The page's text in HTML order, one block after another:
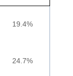
19.4%
24.7%